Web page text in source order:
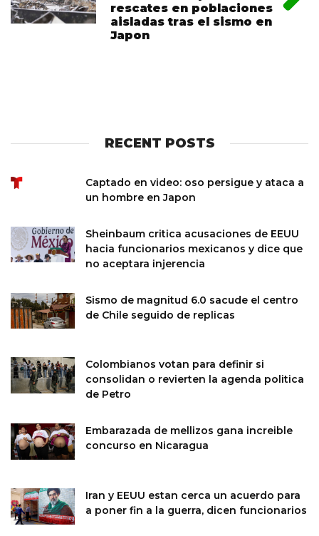
rescates en poblaciones
aisladas tras el sismo en
Japon
RECENT POSTS
Captado en video: oso persigue y ataca a
un hombre en Japon
Sheinbaum critica acusaciones de EEUU
hacia funcionarios mexicanos y dice que
no aceptara injerencia
Sismo de magnitud 6.0 sacude el centro
de Chile seguido de replicas
Colombianos votan para definir si
consolidan o revierten la agenda politica
de Petro
Embarazada de mellizos gana increible
concurso en Nicaragua
Iran y EEUU estan cerca un acuerdo para
a poner fin a la guerra, dicen funcionarios